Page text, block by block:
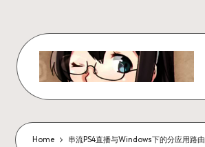
content
W
x
Home 串流PS4直播与Windows下的分应用路由